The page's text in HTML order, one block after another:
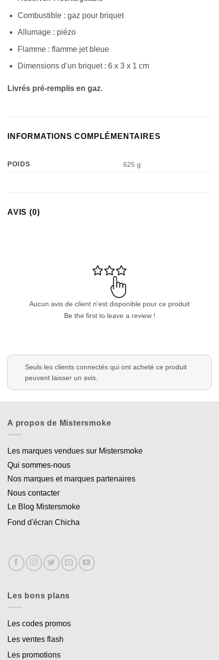
Combustible : gaz pour briquet
Allumage : piézo
Flamme : flamme jet bleue
Dimensions d’un briquet : 6 x 3 x 1 cm
Livrés pré-remplis en gaz.
INFORMATIONS COMPLÉMENTAIRES
POIDS 625 g
AVIS (0)
Aucun avis de client n'est disponible pour ce produit
Be the first to leave a review !
Seuls les clients connectés qui ont acheté ce produit
peuvent laisser un avis.
A propos de Mistersmoke
Les marques vendues sur Mistersmoke
Qui sommes-nous
Nos marques et marques partenaires
Nous contacter
Le Blog Mistersmoke
Fond d'écran Chicha
Les bons plans
Les codes promos
Les ventes flash
Les promotions
Appliquer les filtres